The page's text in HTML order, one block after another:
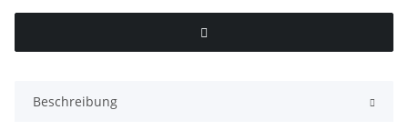
Beschreibung